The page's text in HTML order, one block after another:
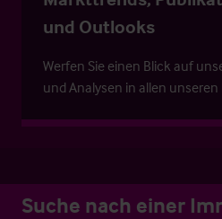
und Outlooks
Werfen Sie einen Blick auf
und Analysen in allen
Suche nach einer